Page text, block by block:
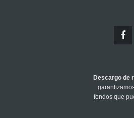
Descargo de
fondos que